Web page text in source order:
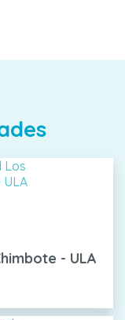
- ULA